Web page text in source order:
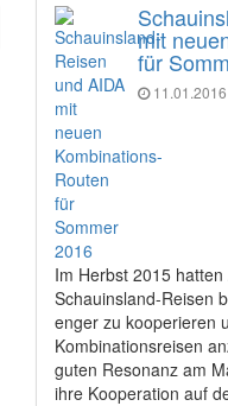
mit
für
11.01.2016
Im Herbst 2015
Schauinsland-Reisen
enger zu kooperieren
Kombinationsreisen
guten Resonanz am
ihre Kooperation auf